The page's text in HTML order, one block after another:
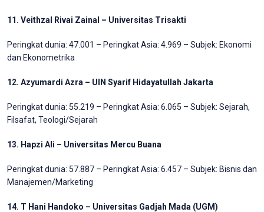
11. Veithzal Rivai Zainal – Universitas Trisakti
Peringkat dunia: 47.001 – Peringkat Asia: 4.969 – Subjek: Ekonomi
dan Ekonometrika
12. Azyumardi Azra – UIN Syarif Hidayatullah Jakarta
Peringkat dunia: 55.219 – Peringkat Asia: 6.065 – Subjek: Sejarah,
Filsafat, Teologi/Sejarah
13. Hapzi Ali – Universitas Mercu Buana
Peringkat dunia: 57.887 – Peringkat Asia: 6.457 – Subjek: Bisnis dan
Manajemen/Marketing
14. T Hani Handoko – Universitas Gadjah Mada (UGM)